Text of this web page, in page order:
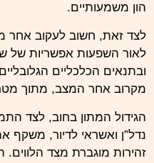
הון משמעותיים.
לצד זאת, חשוב לעקוב אחר
לאור השפעות אפשריות של
ובתנאים הכלכליים
מקרוב אחר המצב, מתוך
הגידול המתון בחוב, לצד
נדל”ן ואשראי לדיור,
זהירות מוגברת מצד